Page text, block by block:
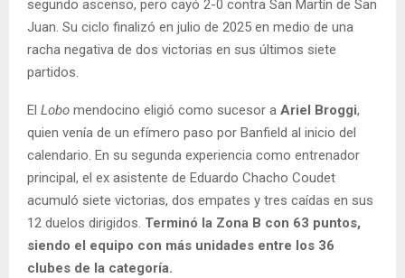
segundo ascenso, pero cayó 2-0 contra San Martín de San
Juan. Su ciclo finalizó en julio de 2025 en medio de una
racha negativa de dos victorias en sus últimos siete
partidos.
El Lobo mendocino eligió como sucesor a Ariel Broggi,
quien venía de un efímero paso por Banfield al inicio del
calendario. En su segunda experiencia como entrenador
principal, el ex asistente de Eduardo Chacho Coudet
acumuló siete victorias, dos empates y tres caídas en sus
12 duelos dirigidos. Terminó la Zona B con 63 puntos,
siendo el equipo con más unidades entre los 36
clubes de la categoría.